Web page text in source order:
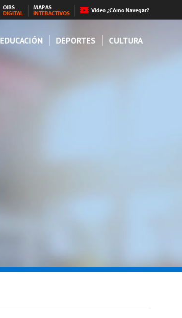
OIRS
DIGITAL
MAPAS
INTERACTIVOS
Video ¿Cómo Navegar?
EDUCACIÓN DEPORTES CULTURA